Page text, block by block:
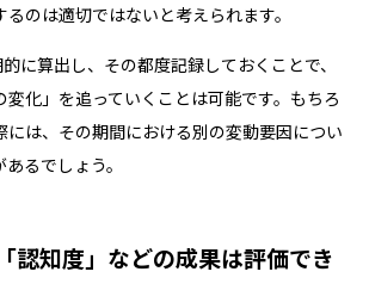
のは適切ではないと考えられます。
に算出し、その都度記録しておくことで、
変化」を追っていくことは可能です。もちろ
には、その期間における別の変動要因につい
るでしょう。
認知度」などの成果は評価でき